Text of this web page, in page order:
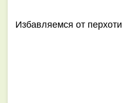
Избавляемся от перхоти